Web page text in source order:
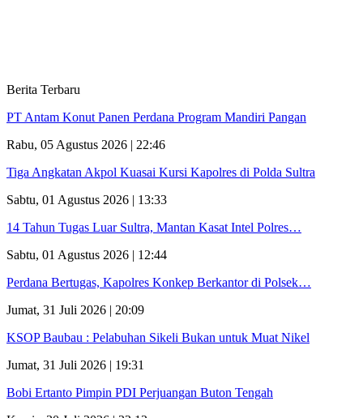
Berita Terbaru
PT Antam Konut Panen Perdana Program Mandiri Pangan
Rabu, 05 Agustus 2026 | 22:46
Tiga Angkatan Akpol Kuasai Kursi Kapolres di Polda Sultra
Sabtu, 01 Agustus 2026 | 13:33
14 Tahun Tugas Luar Sultra, Mantan Kasat Intel Polres…
Sabtu, 01 Agustus 2026 | 12:44
Perdana Bertugas, Kapolres Konkep Berkantor di Polsek…
Jumat, 31 Juli 2026 | 20:09
KSOP Baubau : Pelabuhan Sikeli Bukan untuk Muat Nikel
Jumat, 31 Juli 2026 | 19:31
Bobi Ertanto Pimpin PDI Perjuangan Buton Tengah